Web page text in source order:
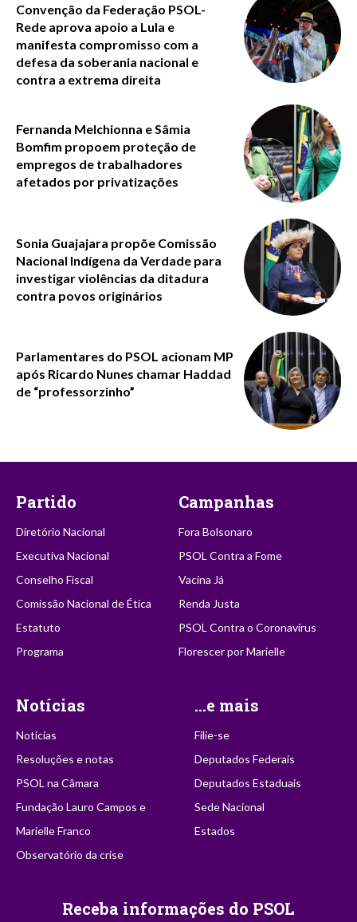
Convenção da Federação PSOL-
Rede aprova apoio a Lula e
manifesta compromisso com a
defesa da soberania nacional e
contra a extrema direita
Fernanda Melchionna e Sâmia
Bomfim propoem proteção de
empregos de trabalhadores
afetados por privatizações
Sonia Guajajara propõe Comissão
Nacional Indígena da Verdade para
investigar violências da ditadura
contra povos originários
Parlamentares do PSOL acionam MP
após Ricardo Nunes chamar Haddad
de “professorzinho”
Partido
Diretório Nacional
Executiva Nacional
Conselho Fiscal
Comissão Nacional de Ética
Estatuto
Programa
Campanhas
Fora Bolsonaro
PSOL Contra a Fome
Vacina Já
Renda Justa
PSOL Contra o Coronavírus
Florescer por Marielle
Notícias
Notícias
Resoluções e notas
PSOL na Câmara
Fundação Lauro Campos e
Marielle Franco
Observatório da crise
...e mais
Filie-se
Deputados Federais
Deputados Estaduais
Sede Nacional
Estados
Receba informações do PSOL